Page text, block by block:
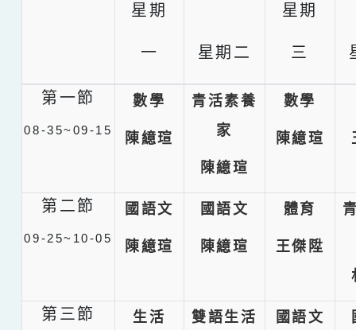
星期
一 星期二
星期
三
第一節
08-35~09-15
數學
陳繶瑄
青活素養
家
陳繶瑄
數學
陳繶瑄
第二節
09-25~10-05
國語文
陳繶瑄
國語文
陳繶瑄
體育
王傑陞
第三節 生活 雙語生活 國語文